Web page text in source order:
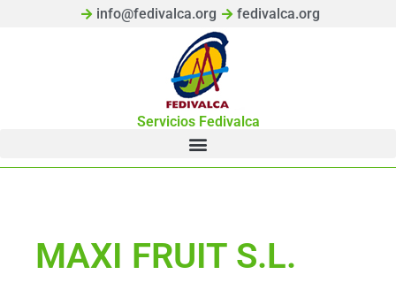
info@fedivalca.org fedivalca.org
Servicios Fedivalca
MAXI FRUIT S.L.